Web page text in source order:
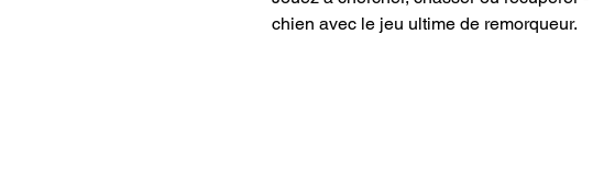
chien avec le jeu ultime de remorqueur.